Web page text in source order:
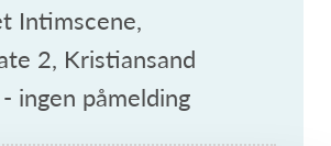
Intimscene,
2, Kristiansand
ingen påmelding